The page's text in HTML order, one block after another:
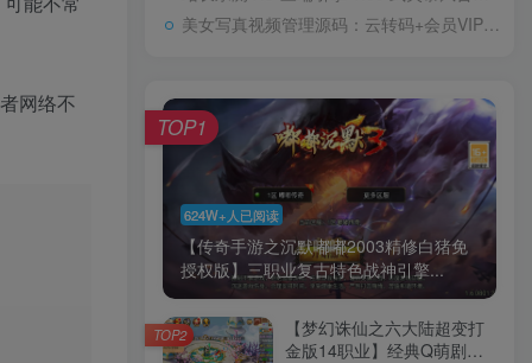
网络不
美女写真视频管理源码：云转码+会员VIP系统，一键采集+代理系统全支持
624W+人已阅读
【传奇手游之沉默嘟嘟2003精修白猪免
授权版】三职业复古特色战神引擎...
TOP1
【梦幻诛仙之六大陆超变打
金版14职业】经典Q萌剧情
TOP2